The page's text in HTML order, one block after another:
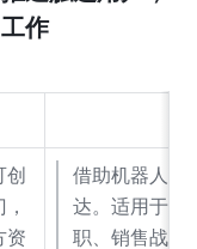
作
创
资
借助机器人推
达。适用于：
职、销售战报